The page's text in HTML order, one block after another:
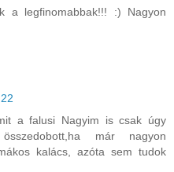
a legfinomabbak!!! :) Nagyon
a falusi Nagyim is csak úgy
már nagyon
kalács, azóta sem tudok